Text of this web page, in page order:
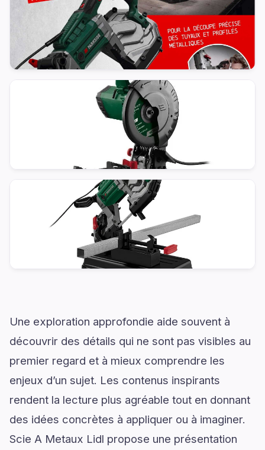
Une exploration approfondie aide souvent à
découvrir des détails qui ne sont pas visibles au
premier regard et à mieux comprendre les
enjeux d’un sujet. Les contenus inspirants
rendent la lecture plus agréable tout en donnant
des idées concrètes à appliquer ou à imaginer.
Scie A Metaux Lidl propose une présentation